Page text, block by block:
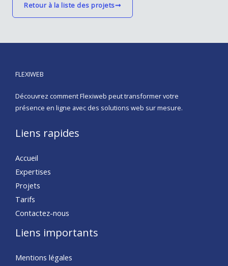
Retour à la liste des projets
FLEXIWEB
Découvrez comment Flexiweb peut transformer votre
présence en ligne avec des solutions web sur mesure.
Liens rapides
Accueil
Expertises
Projets
Tarifs
Contactez-nous
Liens importants
Mentions légales